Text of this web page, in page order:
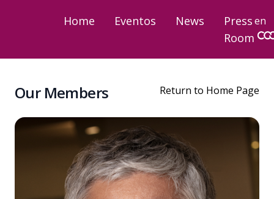
Home Eventos News
Press
Room
en
Our Members Return to Home Page